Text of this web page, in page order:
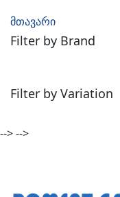
მთავარი
Filter by Brand
Filter by Variation
-->-->